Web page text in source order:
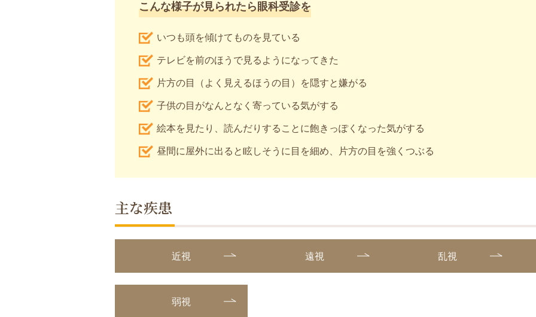
こんな様子が見られたら眼科受診を
いつも頭を傾けてものを見ている
テレビを前のほうで見るようになってきた
片方の目（よく見えるほうの目）を隠すと嫌がる
子供の目がなんとなく寄っている気がする
絵本を見たり、読んだりすることに飽きっぽくなった気がする
昼間に屋外に出ると眩しそうに目を細め、片方の目を強くつぶる
主な疾患
近視 遠視 乱視
弱視